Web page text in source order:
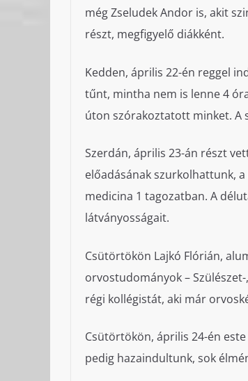
még Zseludek Andor is, akit
részt, megfigyelő diákként.
Kedden, április 22-én reggel
tűnt, mintha nem is lenne 4
úton szórakoztatott minket. A
Szerdán, április 23-án részt
előadásának szurkolhattunk,
medicina 1 tagozatban. A
látványosságait.
Csütörtökön Lajkó Flórián,
orvostudományok –
régi kollégistát, aki már
Csütörtökön, április 24-én
pedig hazaindultunk, sok